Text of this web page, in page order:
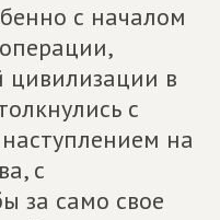
с началом
цивилизации в
с
на
с
за само свое